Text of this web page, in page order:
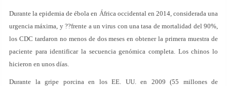
Durante la epidemia de ébola en África occidental en 2014, considerada una
urgencia máxima, y ??frente a un virus con una tasa de mortalidad del 90%,
los CDC tardaron no menos de dos meses en obtener la primera muestra de
paciente para identificar la secuencia genómica completa. Los chinos lo
hicieron en unos días.
Durante la gripe porcina en los EE. UU. en 2009 (55 millones de